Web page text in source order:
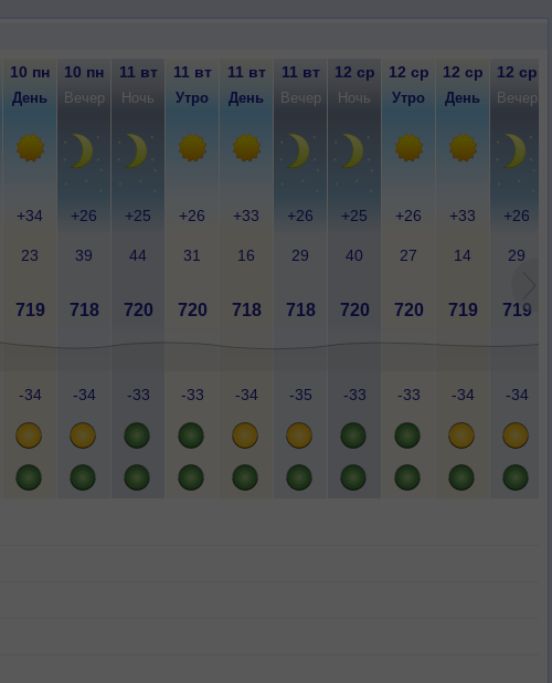
10 пн 10 пн 11 вт 11 вт 11 вт 11 вт 12 ср 12 ср 12 ср 12 ср
День Вечер Ночь Утро День Вечер Ночь Утро День Вечер
+34 +26 +25 +26 +33 +26 +25 +26 +33 +26
23 39 44 31 16 29 40 27 14 29
719 718 720 720 718 718 720 720 719 719
-34 -34 -33 -33 -34 -35 -33 -33 -34 -34